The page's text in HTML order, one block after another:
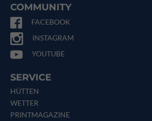
COMMUNITY
FACEBOOK
INSTAGRAM
YOUTUBE
SERVICE
HÜTTEN
WETTER
PRINTMAGAZINE